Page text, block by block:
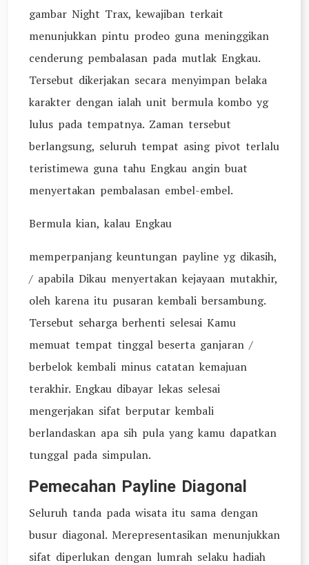
gambar Night Trax, kewajiban terkait
menunjukkan pintu prodeo guna meninggikan
cenderung pembalasan pada mutlak Engkau.
Tersebut dikerjakan secara menyimpan belaka
karakter dengan ialah unit bermula kombo yg
lulus pada tempatnya. Zaman tersebut
berlangsung, seluruh tempat asing pivot terlalu
teristimewa guna tahu Engkau angin buat
menyertakan pembalasan embel-embel.
Bermula kian, kalau Engkau
memperpanjang keuntungan payline yg dikasih,
/ apabila Dikau menyertakan kejayaan mutakhir,
oleh karena itu pusaran kembali bersambung.
Tersebut seharga berhenti selesai Kamu
memuat tempat tinggal beserta ganjaran /
berbelok kembali minus catatan kemajuan
terakhir. Engkau dibayar lekas selesai
mengerjakan sifat berputar kembali
berlandaskan apa sih pula yang kamu dapatkan
tunggal pada simpulan.
Pemecahan Payline Diagonal
Seluruh tanda pada wisata itu sama dengan
busur diagonal. Merepresentasikan menunjukkan
sifat diperlukan dengan lumrah selaku hadiah